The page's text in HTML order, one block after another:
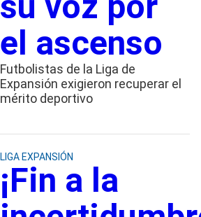
el ascenso
Futbolistas de la Liga de
Expansión exigieron recuperar el
mérito deportivo
LIGA EXPANSIÓN
¡Fin a la